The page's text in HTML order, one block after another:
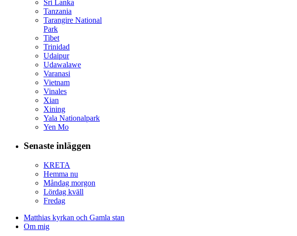
Sri Lanka
Tanzania
Tarangire National
Park
Tibet
Trinidad
Udaipur
Udawalawe
Varanasi
Vietnam
Vinales
Xian
Xining
Yala Nationalpark
Yen Mo
Senaste inläggen
KRETA
Hemma nu
Måndag morgon
Lördag kväll
Fredag
Matthias kyrkan och Gamla stan
Om mig